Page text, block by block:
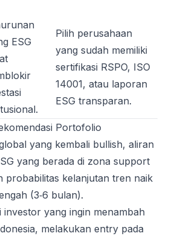
ESG
Pilih perusahaan
yang sudah memiliki
sertifikasi RSPO, ISO
14001, atau laporan
ESG transparan.
Portofolio
yang kembali bullish, aliran
yang berada di zona support
probabilitas kelanjutan tren naik
(3‑6 bulan).
investor yang ingin menambah
melakukan entry pada